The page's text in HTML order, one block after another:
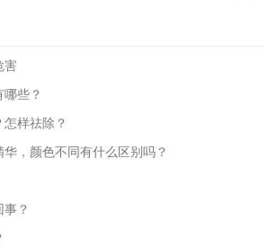
害
些？
样祛除？
，颜色不同有什么区别吗？
？